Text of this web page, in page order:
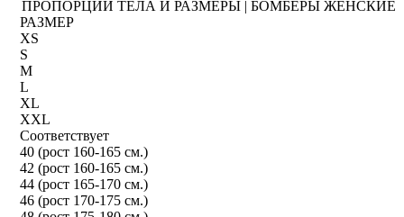
ПРОПОРЦИИ ТЕЛА И РАЗМЕРЫ | БОМБЕРЫ ЖЕНСКИЕ
РАЗМЕР
XS
S
M
L
XL
XXL
Соответствует
40 (рост 160-165 см.)
42 (рост 160-165 см.)
44 (рост 165-170 см.)
46 (рост 170-175 см.)